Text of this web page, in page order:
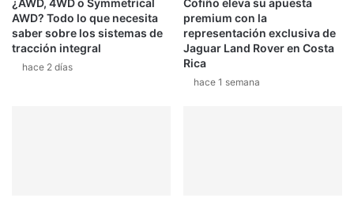
AWD? Todo lo que necesita
saber sobre los sistemas de
tracción integral
hace 2 días
premium con la
representación exclusiva de
Jaguar Land Rover en Costa
Rica
hace 1 semana